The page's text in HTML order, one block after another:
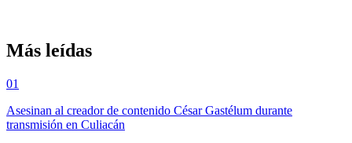
Más leídas
01
Asesinan al creador de contenido César Gastélum durante
transmisión en Culiacán